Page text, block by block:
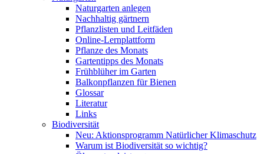
Naturgarten anlegen
Nachhaltig gärtnern
Pflanzlisten und Leitfäden
Online-Lernplattform
Pflanze des Monats
Gartentipps des Monats
Frühblüher im Garten
Balkonpflanzen für Bienen
Glossar
Literatur
Links
Biodiversität
Neu: Aktionsprogramm Natürlicher Klimaschutz
Warum ist Biodiversität so wichtig?